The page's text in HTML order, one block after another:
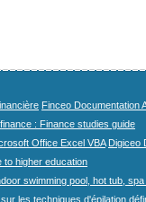
Finceo Documentation
: Finance studies guide
Office Excel VBA Digiceo
to higher education
swimming pool, hot tub,
les techniques d'épilation